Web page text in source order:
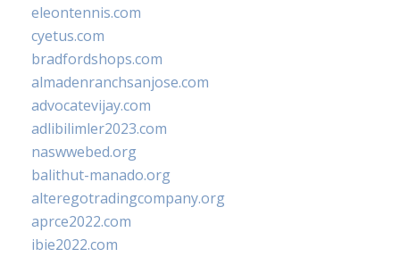
eleontennis.com
cyetus.com
bradfordshops.com
almadenranchsanjose.com
advocatevijay.com
adlibilimler2023.com
naswwebed.org
balithut-manado.org
alteregotradingcompany.org
aprce2022.com
ibie2022.com